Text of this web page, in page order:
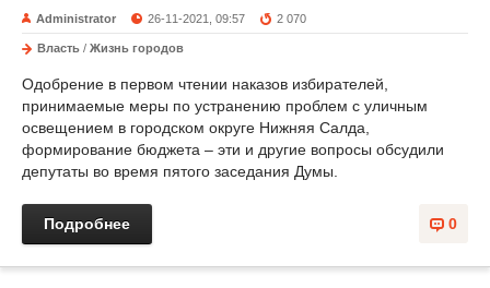
Administrator 26-11-2021, 09:57 2 070
Власть / Жизнь городов
Одобрение в первом чтении наказов избирателей,
принимаемые меры по устранению проблем с уличным
освещением в городском округе Нижняя Салда,
формирование бюджета – эти и другие вопросы обсудили
депутаты во время пятого заседания Думы.
0
Подробнее